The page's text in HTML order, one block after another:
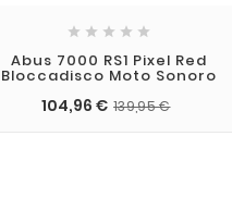
    
Abus 7000 RS1 Pixel Red
Bloccadisco Moto Sonoro
104,96 € 139,95 €